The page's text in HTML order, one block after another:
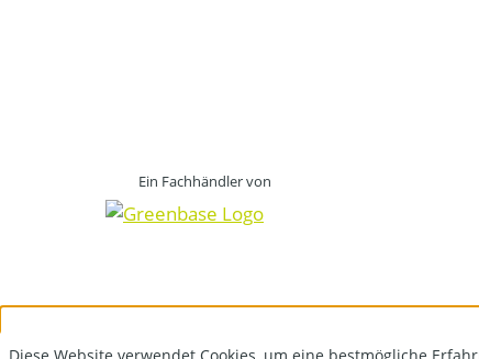
Ein Fachhändler von